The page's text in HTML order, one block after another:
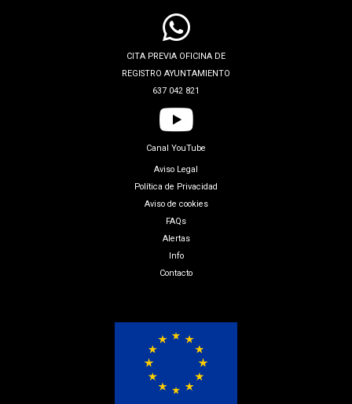
CITA PREVIA OFICINA DE
REGISTRO AYUNTAMIENTO
637 042 821
Canal YouTube
Aviso Legal
Política de Privacidad
Aviso de cookies
FAQs
Alertas
Info
Contacto